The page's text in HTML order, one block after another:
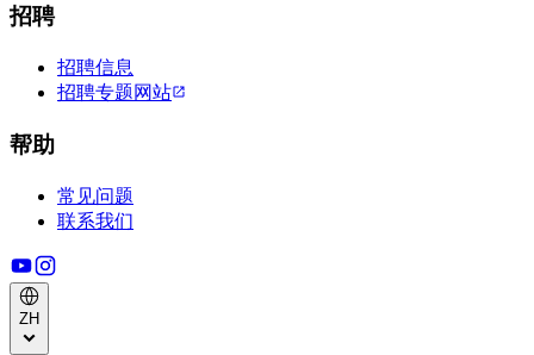
招聘
招聘信息
招聘专题网站
帮助
常见问题
联系我们
ZH